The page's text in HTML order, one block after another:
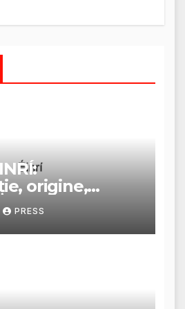
origine,
personalitate
PRESS